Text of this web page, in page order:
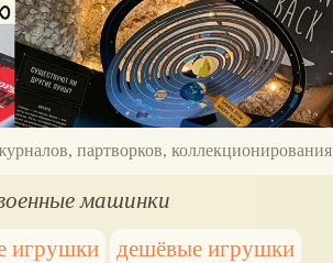
партворков, коллекционирования
машинки
игрушки
дешёвые игрушки